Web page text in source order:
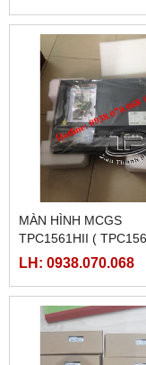
MÀN HÌNH MCGS
TPC1561HII (
LH: 0938.070.068